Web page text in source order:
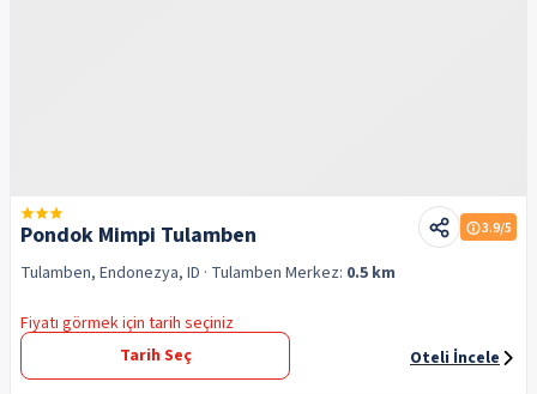
Pondok Mimpi Tulamben 3.9/5
Tulamben, Endonezya, ID · Tulamben Merkez: 0.5 km
Fiyatı görmek için tarih seçiniz
Tarih Seç
Oteli İncele